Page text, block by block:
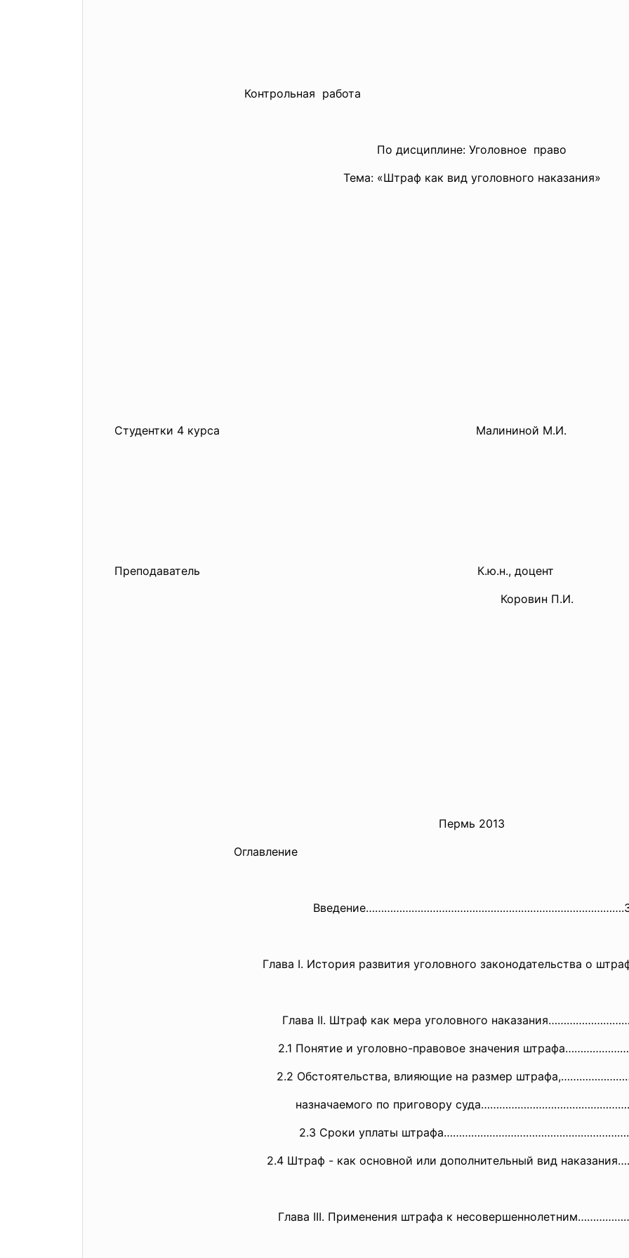
Контрольная работа
По дисциплине: Уголовное право
Тема: «Штраф как вид уголовного наказания»
Студентки 4 курса Малининой М.И.
Преподаватель
К.ю.н., доцент
Коровин П.И.
Пермь 2013
Оглавление
Введение…………………………………………………………
Глава I. История развития уголовного законодательства о
Глава II. Штраф как мера уголовного
2.1 Понятие и уголовно-правовое значения
2.2 Обстоятельства, влияющие на размер
назначаемого по приговору
2.3 Сроки уплаты
2.4 Штраф - как основной или дополнительный вид
Глава III. Применения штрафа к